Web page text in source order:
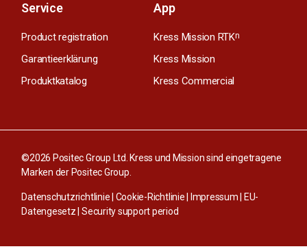
Service
Product registration
Garantieerklärung
Produktkatalog
App
Kress Mission RTKn
Kress Mission
Kress Commercial
©2026 Positec Group Ltd. Kress und Mission sind eingetragene
Marken der Positec Group.
Datenschutzrichtlinie Cookie-Richtlinie Impressum
EU-
Datengesetz |Security support period